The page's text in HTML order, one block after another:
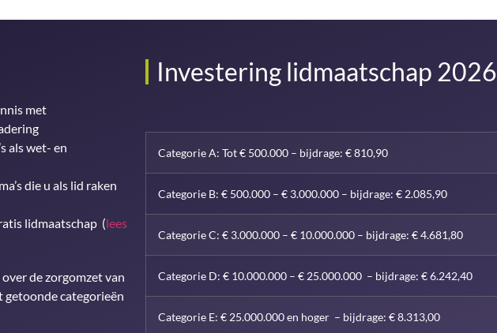
met
als wet- en
die u als lid raken
lidmaatschap (lees
de zorgomzet van
getoonde categorieën
Investering lidmaatschap 2026
Categorie A: Tot € 500.000 – bijdrage: € 810,90
Categorie B: € 500.000 – € 3.000.000 – bijdrage: € 2.085,90
Categorie C: € 3.000.000 – € 10.000.000 – bijdrage: € 4.681,80
Categorie D: € 10.000.000 – € 25.000.000 – bijdrage: € 6.242,40
Categorie E: € 25.000.000 en hoger – bijdrage: € 8.313,00